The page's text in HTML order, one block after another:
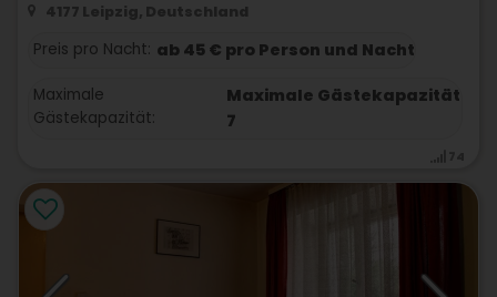
4177 Leipzig, Deutschland
Preis pro Nacht: ab 45 € pro Person und Nacht
Maximale
Gästekapazität:
Maximale Gästekapazität
7